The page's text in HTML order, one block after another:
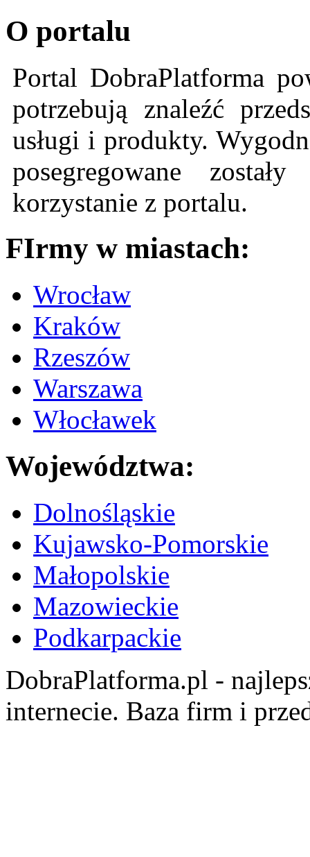
O portalu
Portal DobraPlatforma
potrzebują znaleźć
usługi i produkty.
posegregowane
korzystanie z portalu.
FIrmy w miastach:
Wrocław
Kraków
Rzeszów
Warszawa
Włocławek
Województwa:
Dolnośląskie
Kujawsko-Pomorskie
Małopolskie
Mazowieckie
Podkarpackie
DobraPlatforma.pl -
internecie. Baza firm i